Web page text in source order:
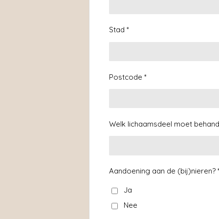
Stad *
Postcode *
Welk lichaamsdeel moet
Aandoening aan de (bij)nieren?
Ja
Nee